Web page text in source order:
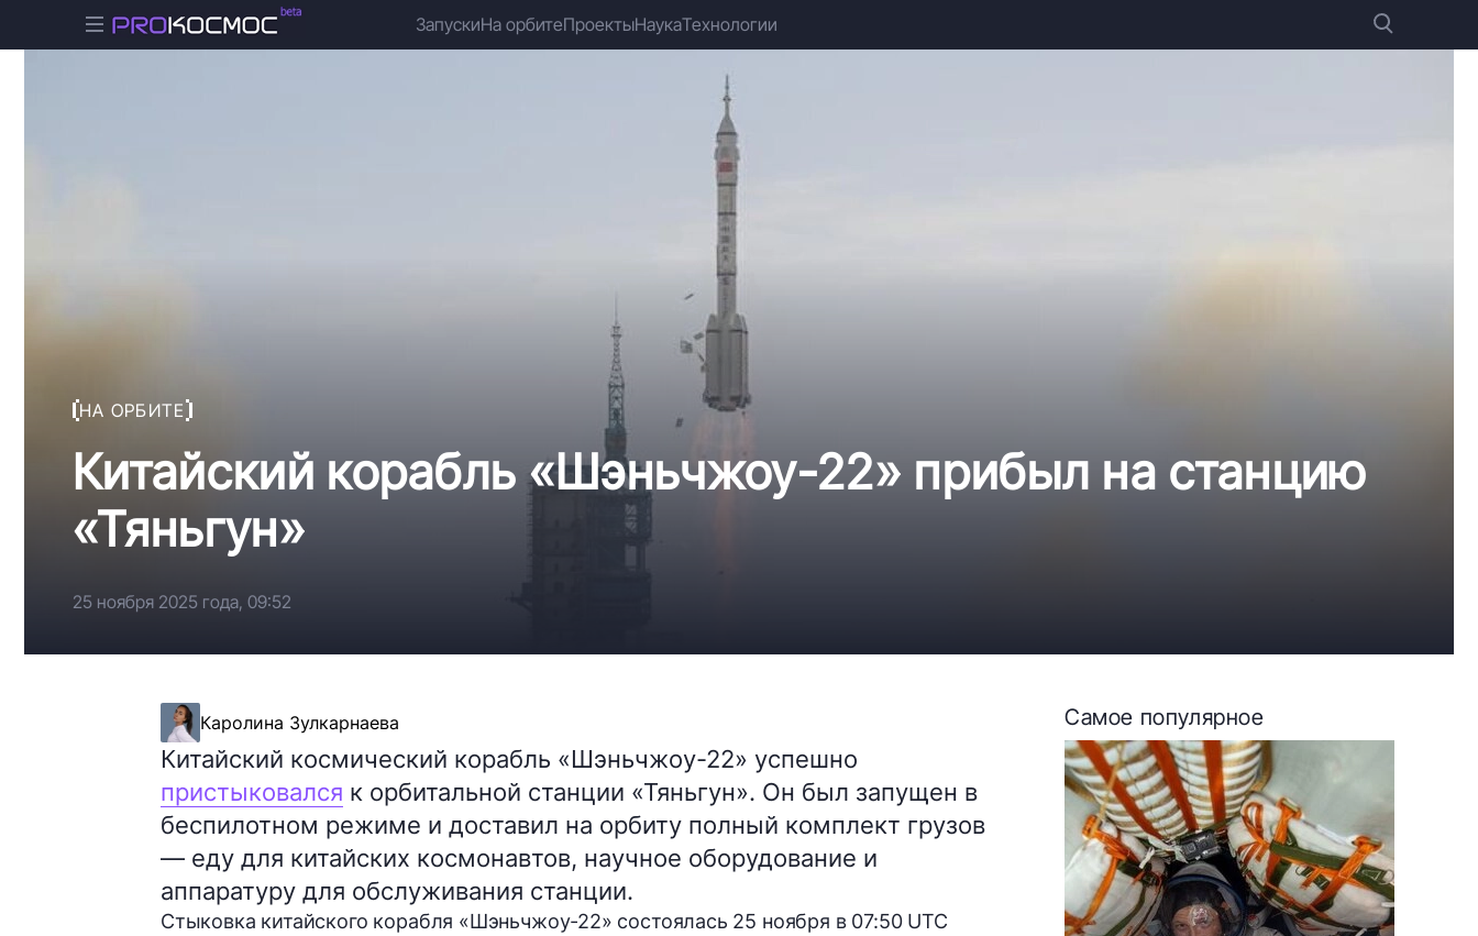
ЗапускиНа орбитеПроектыНаукаТехнологии
НА ОРБИТЕ
Китайский корабль «Шэньчжоу-22» прибыл на станцию
«Тяньгун»
25 ноября 2025 года, 09:52
Каролина Зулкарнаева
Китайский космический корабль «Шэньчжоу-22» успешно
пристыковался к орбитальной станции «Тяньгун». Он был запущен в
беспилотном режиме и доставил на орбиту полный комплект грузов
— еду для китайских космонавтов, научное оборудование и
аппаратуру для обслуживания станции.
Стыковка китайского корабля «Шэньчжоу-22» состоялась 25 ноября в 07:50 UTC
Самое популярное